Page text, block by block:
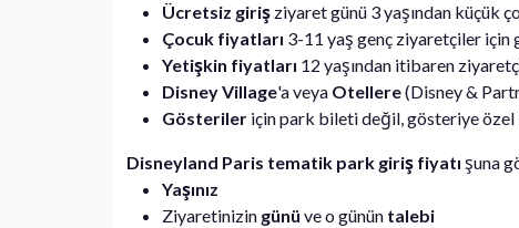
Ücretsiz giriş ziyaret günü 3 yaşından küçük
Çocuk fiyatları 3-11 yaş genç ziyaretçiler için
Yetişkin fiyatları 12 yaşından itibaren
Disney Village'a veya Otellere(Disney &
Gösteriler için park bileti değil, gösteriye
Disneyland Paris tematik park giriş fiyatı şuna
Yaşınız
Ziyaretinizin günü ve o günün talebi